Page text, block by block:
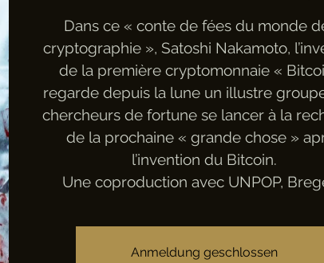
Dans ce « conte de fées du monde
cryptographie », Satoshi Nakamoto,
de la première cryptomonnaie «
regarde depuis la lune un illustre
chercheurs de fortune se lancer à la
de la prochaine « grande chose »
l’invention du Bitcoin.
Une coproduction avec UNPOP,
Anmeldung geschlossen